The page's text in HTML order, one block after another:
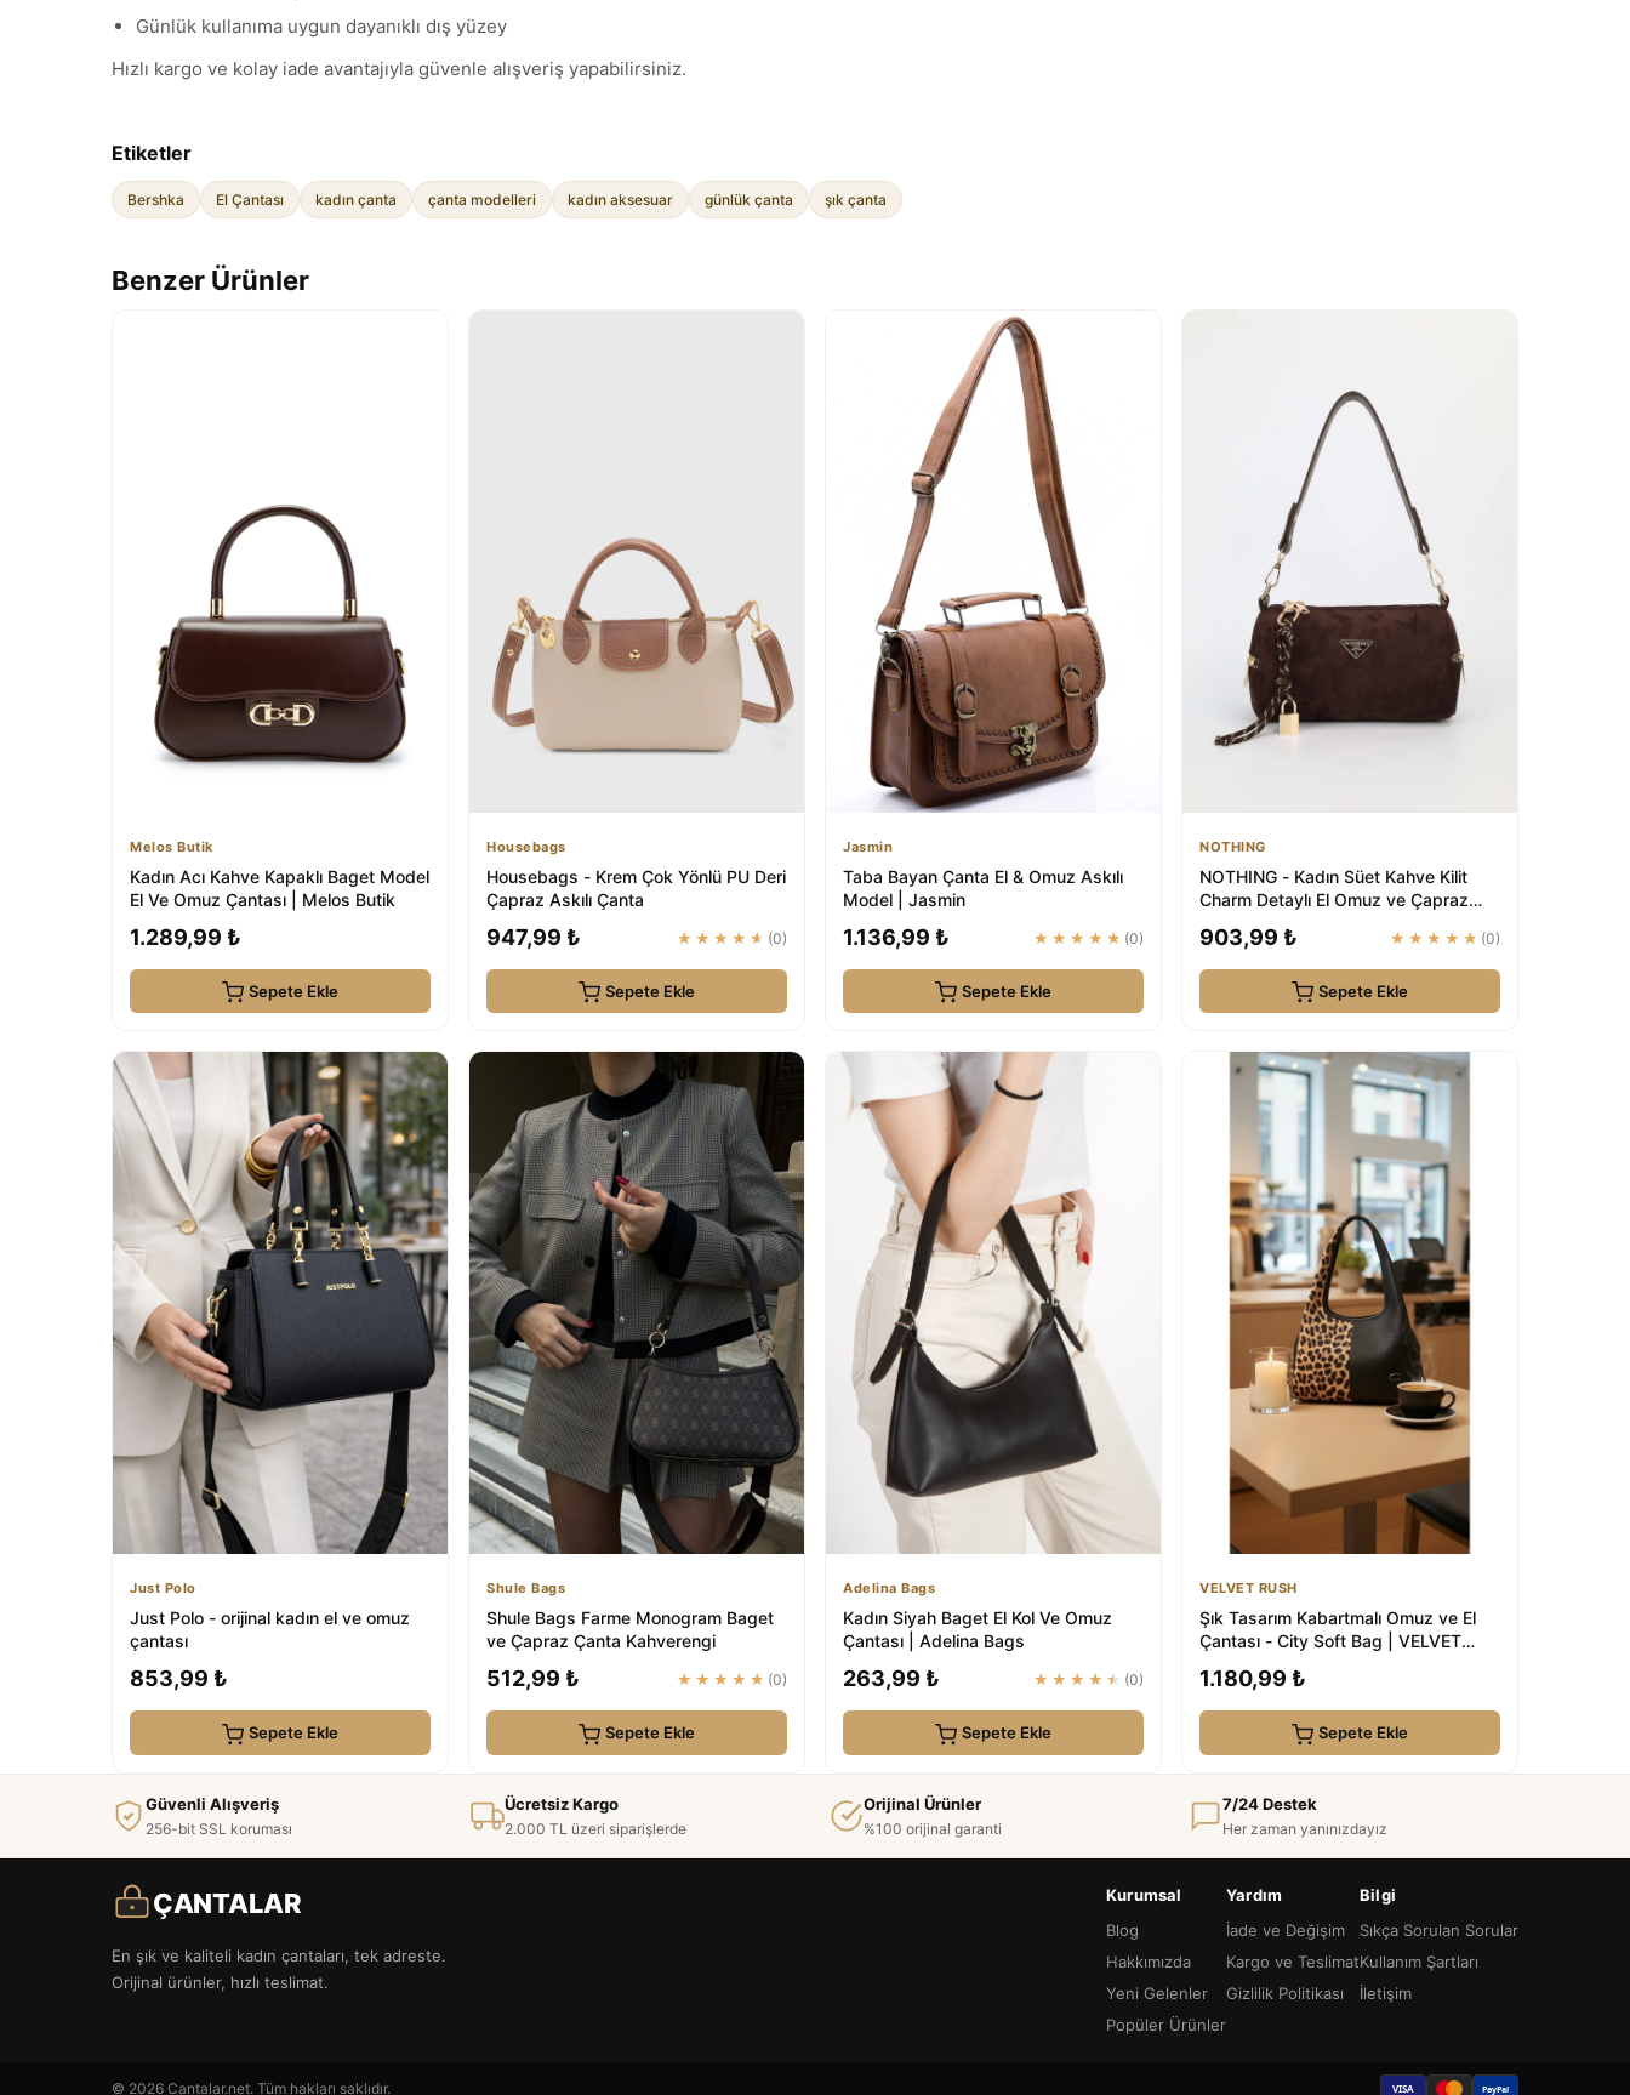
Günlük kullanıma uygun dayanıklı dış yüzey
Hızlı kargo ve kolay iade avantajıyla güvenle alışveriş yapabilirsiniz.
Etiketler
Bershka El Çantası kadın çanta çanta modelleri kadın aksesuar günlük çanta şık çanta
Benzer Ürünler
Melos Butik
Kadın Acı Kahve Kapaklı Baget Model
El Ve Omuz Çantası | Melos Butik
1.289,99 ₺
Sepete Ekle
Housebags
Housebags - Krem Çok Yönlü PU Deri
Çapraz Askılı Çanta
947,99 ₺ ★★★★★ (0)
Sepete Ekle
Jasmin
Taba Bayan Çanta El & Omuz Askılı
Model | Jasmin
1.136,99 ₺ ★★★★★ (0)
Sepete Ekle
NOTHING
NOTHING - Kadın Süet Kahve Kilit
Charm Detaylı El Omuz ve Çapraz
903,99 ₺ ★★★★★ (0)
Sepete Ekle
Just Polo
Just Polo - orijinal kadın el ve omuz
çantası
853,99 ₺
Sepete Ekle
Shule Bags
Shule Bags Farme Monogram Baget
ve Çapraz Çanta Kahverengi
512,99 ₺ ★★★★★ (0)
Sepete Ekle
Adelina Bags
Kadın Siyah Baget El Kol Ve Omuz
Çantası | Adelina Bags
263,99 ₺ ★★★★★ (0)
Sepete Ekle
VELVET RUSH
Şık Tasarım Kabartmalı Omuz ve El
Çantası - City Soft Bag | VELVET
RUSH
1.180,99 ₺
Sepete Ekle
Güvenli Alışveriş
256-bit SSL koruması
Ücretsiz Kargo
2.000 TL üzeri siparişlerde
Orijinal Ürünler
%100 orijinal garanti
7/24 Destek
Her zaman yanınızdayız
ÇANTALAR
En şık ve kaliteli kadın çantaları, tek adreste.
Orijinal ürünler, hızlı teslimat.
Kurumsal
Blog
Hakkımızda
Yeni Gelenler
Popüler Ürünler
Yardım
İade ve Değişim
Kargo ve Teslimat
Gizlilik Politikası
Bilgi
Sıkça Sorulan Sorular
Kullanım Şartları
İletişim
© 2026 Cantalar.net. Tüm hakları saklıdır. VISA PayPal